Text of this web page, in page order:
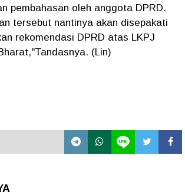
pembahasan oleh anggota DPRD.
tersebut nantinya akan disepakati
rekomendasi DPRD atas LKPJ
(Lin)